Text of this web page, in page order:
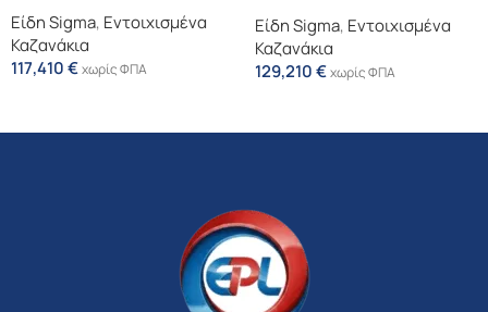
Χρωμέ Γυαλιστερό
Είδη Sigma, Εντοιχισμένα
Καζανάκια
117,410€χωρίς ΦΠΑ
Γυαλιστερό
Είδη Sigma, Εντοιχισμένα
Καζανάκια
129,210€χωρίς ΦΠΑ